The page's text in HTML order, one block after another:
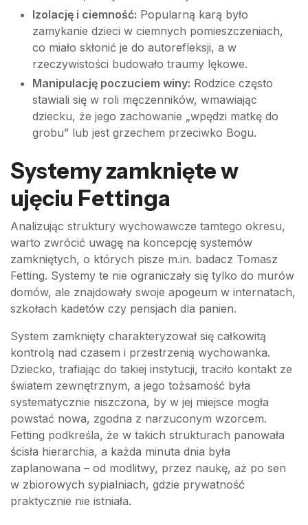
Izolację i ciemność: Popularną karą było
zamykanie dzieci w ciemnych pomieszczeniach,
co miało skłonić je do autorefleksji, a w
rzeczywistości budowało traumy lękowe.
Manipulację poczuciem winy: Rodzice często
stawiali się w roli męczenników, wmawiając
dziecku, że jego zachowanie „wpędzi matkę do
grobu” lub jest grzechem przeciwko Bogu.
Systemy zamknięte w
ujęciu Fettinga
Analizując struktury wychowawcze tamtego okresu,
warto zwrócić uwagę na koncepcję systemów
zamkniętych, o których pisze m.in. badacz Tomasz
Fetting. Systemy te nie ograniczały się tylko do murów
domów, ale znajdowały swoje apogeum w internatach,
szkołach kadetów czy pensjach dla panien.
System zamknięty charakteryzował się całkowitą
kontrolą nad czasem i przestrzenią wychowanka.
Dziecko, trafiając do takiej instytucji, traciło kontakt ze
światem zewnętrznym, a jego tożsamość była
systematycznie niszczona, by w jej miejsce mogła
powstać nowa, zgodna z narzuconym wzorcem.
Fetting podkreśla, że w takich strukturach panowała
ścisła hierarchia, a każda minuta dnia była
zaplanowana – od modlitwy, przez naukę, aż po sen
w zbiorowych sypialniach, gdzie prywatność
praktycznie nie istniała.